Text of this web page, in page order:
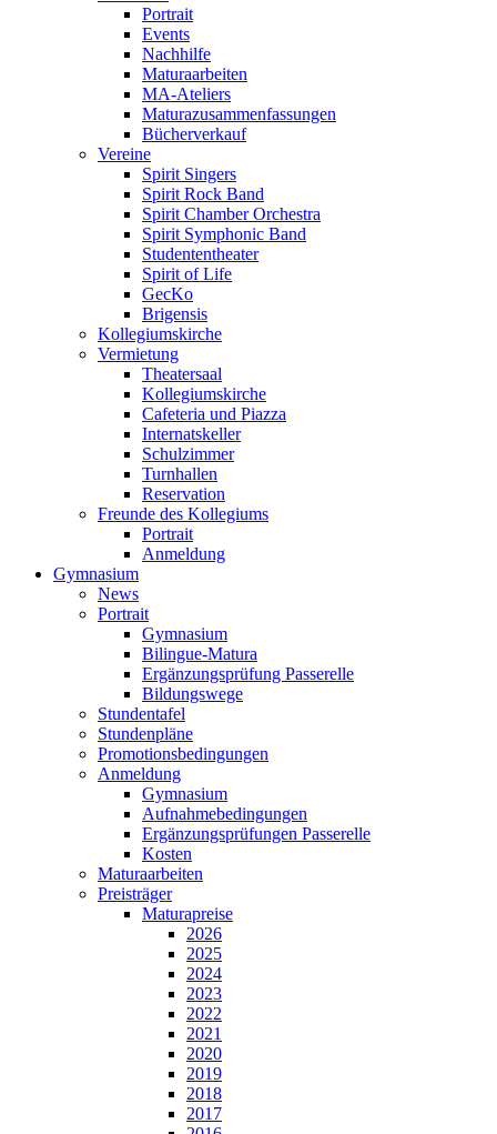
Portrait
Events
Nachhilfe
Maturaarbeiten
MA-Ateliers
Maturazusammenfassungen
Bücherverkauf
Vereine
Spirit Singers
Spirit Rock Band
Spirit Chamber Orchestra
Spirit Symphonic Band
Studententheater
Spirit of Life
GecKo
Brigensis
Kollegiumskirche
Vermietung
Theatersaal
Kollegiumskirche
Cafeteria und Piazza
Internatskeller
Schulzimmer
Turnhallen
Reservation
Freunde des Kollegiums
Portrait
Anmeldung
Gymnasium
News
Portrait
Gymnasium
Bilingue-Matura
Ergänzungsprüfung Passerelle
Bildungswege
Stundentafel
Stundenpläne
Promotionsbedingungen
Anmeldung
Gymnasium
Aufnahmebedingungen
Ergänzungsprüfungen Passerelle
Kosten
Maturaarbeiten
Preisträger
Maturapreise
2026
2025
2024
2023
2022
2021
2020
2019
2018
2017